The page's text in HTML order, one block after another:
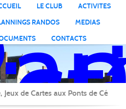
LE CLUB
ACTIVITES
RANDOS
MEDIAS
CONTACTS
Jeux de Cartes aux Ponts de Cé